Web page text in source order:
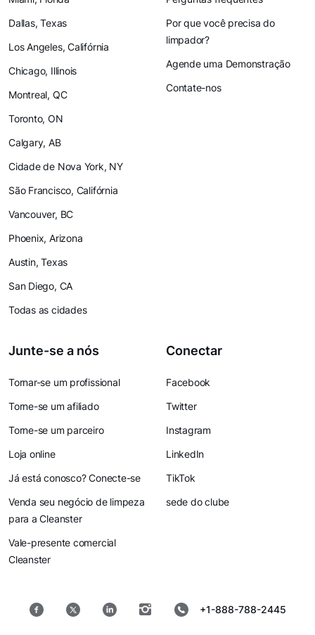
Dallas, Texas
Los Angeles, Califórnia
Chicago, Illinois
Montreal, QC
Toronto, ON
Calgary, AB
Cidade de Nova York, NY
São Francisco, Califórnia
Vancouver, BC
Phoenix, Arizona
Austin, Texas
San Diego, CA
Todas as cidades
Por que você precisa do
limpador?
Agende uma Demonstração
Contate-nos
Junte-se a nós
Tornar-se um profissional
Torne-se um afiliado
Torne-se um parceiro
Loja online
Já está conosco? Conecte-se
Venda seu negócio de limpeza
para a Cleanster
Vale-presente comercial
Cleanster
Conectar
Facebook
Twitter
Instagram
LinkedIn
TikTok
sede do clube
+1-888-788-2445